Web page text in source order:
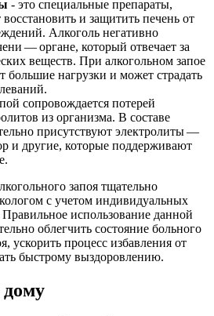
- это специальные препараты,
и защитить печень от
Алкоголь негативно
— органе, который отвечает за
веществ. При алкогольном запое
большие нагрузки и может страдать
сопровождается потерей
из организма. В составе
присутствуют электролиты —
и другие, которые поддерживают
запоя тщательно
с учетом индивидуальных
использование данной
облегчить состояние больного
ускорить процесс избавления от
быстрому выздоровлению.